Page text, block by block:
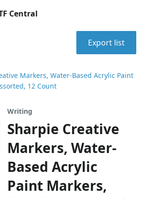
Central
Export list
Markers, Water-Based Acrylic Paint
12 Count
Writing
Sharpie Creative
Markers, Water-
Based Acrylic
Paint Markers,